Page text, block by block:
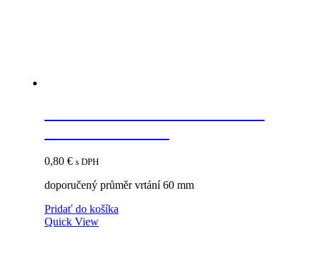
0,80 € s DPH
doporučený průměr vrtání 60 mm
Pridať do košíka
Quick View